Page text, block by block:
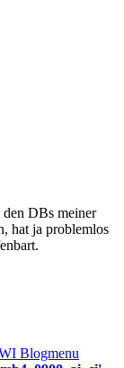
DBs meiner
hat ja problemlos
Blogmenu